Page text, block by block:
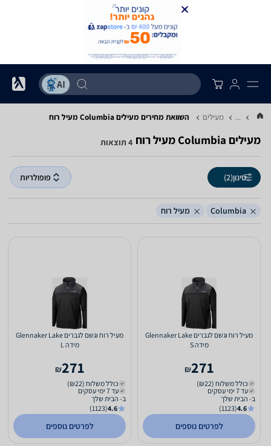
... מעילים השוואת מחירים מעילים ‏Columbia ‏מעיל רוח
מעילים ‏Columbia ‏מעיל רוח 4 תוצאות
סינון(2) פופולריות
Columbia מעיל רוח
מעיל רוח וגשם לגברים Glennaker Lake
מידה S
271
₪
כולל משלוח (₪22)
עד 7 ימי עסקים
ב- הבית שלך
4.6
(1123)
לפרטים נוספים
מעיל רוח וגשם לגברים Glennaker Lake
מידה L
271
₪
כולל משלוח (₪22)
עד 7 ימי עסקים
ב- הבית שלך
4.6
(1123)
לפרטים נוספים